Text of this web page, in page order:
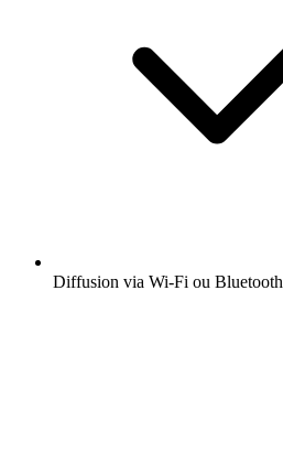
Diffusion via Wi-Fi ou Bluetooth